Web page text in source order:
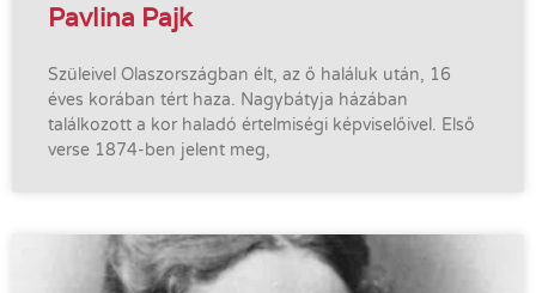
Pavlina Pajk
Szüleivel Olaszországban élt, az ő haláluk után, 16
éves korában tért haza. Nagybátyja házában
találkozott a kor haladó értelmiségi képviselőivel. Első
verse 1874-ben jelent meg,